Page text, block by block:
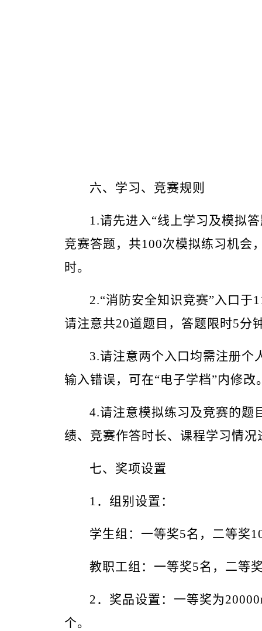
六、 学习、 竞赛规则
1.请先进入“线上学习及模拟
竞赛答题，共100次模拟练习机会
时。
2.“消防安全知识竞赛”入口于
请注意共20道题目，答题限时5分
3.请注意两个入口均需注册个
输入错误，可在“电子学档”内修改
4.请注意模拟练习及竞赛的题
绩、 竞赛作答时长、 课程学习情况
七、奖项设置
1． 组别 设置：
学生组： 一等奖5名，二等奖
教职工组： 一等奖5名，二等
2．奖品设置： 一等奖为
个。